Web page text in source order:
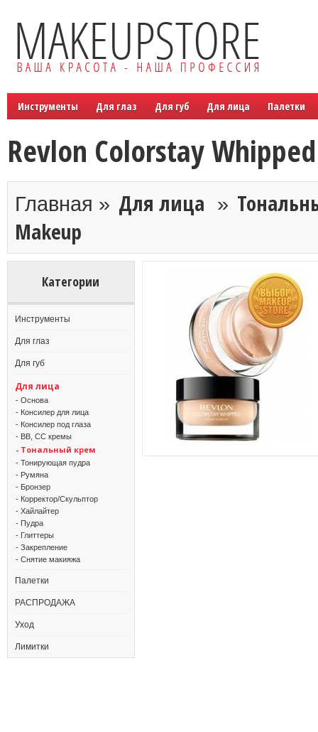
Инструменты Для глаз Для губ Для лица Палетки
Revlon Colorstay
Главная » Для лица »
Makeup
Категории
Инструменты
Для глаз
Для губ
Для лица
- Основа
- Консилер для лица
- Консилер под глаза
- BB, CC кремы
- Тональный крем
- Тонирующая пудра
- Румяна
- Бронзер
- Корректор/Скульптор
- Хайлайтер
- Пудра
- Глиттеры
- Закрепление
- Снятие макияжа
Палетки
РАСПРОДАЖА
Уход
Лимитки